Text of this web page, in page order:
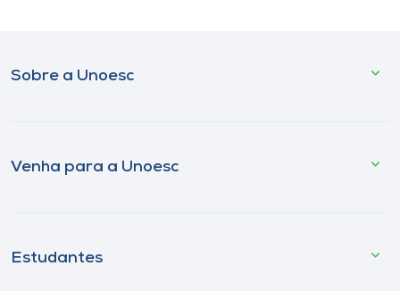
Sobre a Unoesc
Venha para a Unoesc
Estudantes